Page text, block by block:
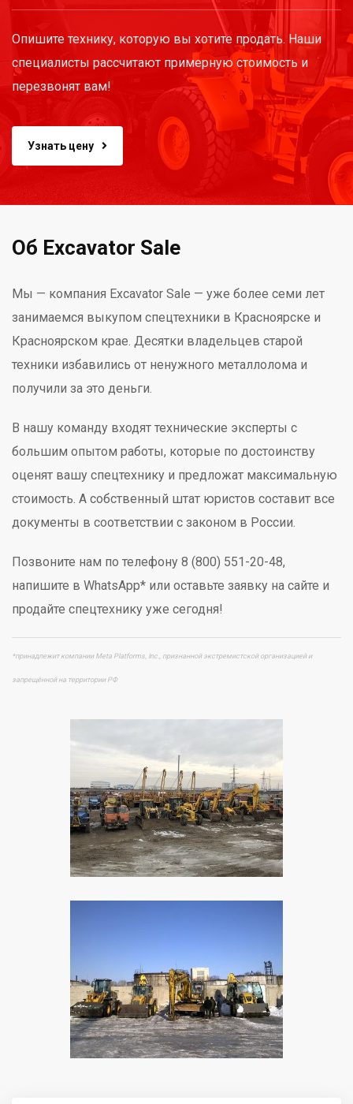
Опишите технику, которую вы хотите продать. Наши
специалисты рассчитают примерную стоимость и
перезвонят вам!
Узнать цену
Об Excavator Sale
Мы — компания Excavator Sale — уже более семи лет
занимаемся выкупом спецтехники в Красноярске и
Красноярском крае. Десятки владельцев старой
техники избавились от ненужного металлолома и
получили за это деньги.
В нашу команду входят технические эксперты с
большим опытом работы, которые по достоинству
оценят вашу спецтехнику и предложат максимальную
стоимость. А собственный штат юристов составит все
документы в соответствии с законом в России.
Позвоните нам по телефону 8 (800) 551-20-48,
напишите в WhatsApp* или оставьте заявку на сайте и
продайте спецтехнику уже сегодня!
*принадлежит компании Meta Platforms, Inc., признанной экстремистской организацией и
запрещённой на территории РФ